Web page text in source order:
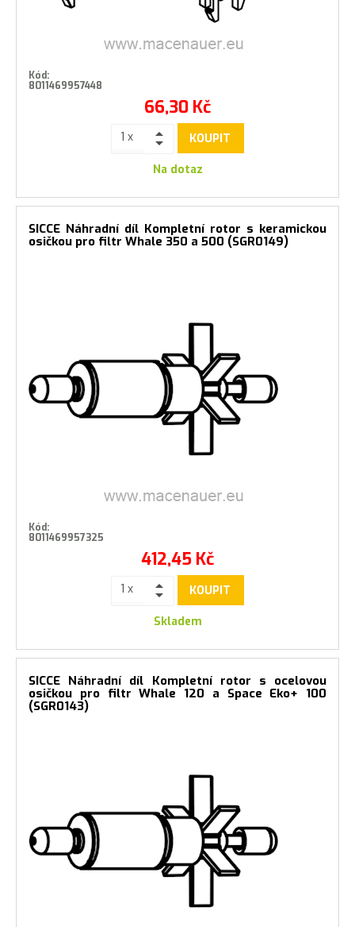
Kód:
8011469957448
66,30 Kč
KOUPIT
Na dotaz
SICCE Náhradní díl Kompletní rotor s keramickou
osičkou pro filtr Whale 350 a 500 (SGR0149)
Kód:
8011469957325
412,45 Kč
KOUPIT
Skladem
SICCE Náhradní díl Kompletní rotor s ocelovou
osičkou pro filtr Whale 120 a Space Eko+ 100
(SGR0143)